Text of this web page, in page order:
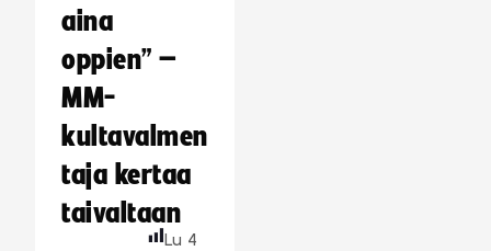
aina
oppien” –
MM-
kultavalmen
taja kertaa
taivaltaan
Lu 4